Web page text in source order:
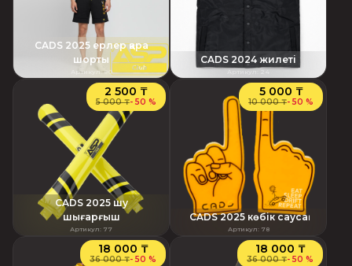
CADS 2025 ерлер қара
шорты
Артикул :80
CADS 2024 жилеті
Артикул 24
2 500 ₸
5 000 ₸- 50 %
CADS 2025 шу
шығарғыш
Артикул: 77
5 000 ₸
10 000 ₸- 50 %
CADS 2025 көбік саусақ
Артикул: 78
18 000 ₸
36 000 ₸- 50 %
18 000 ₸
36 000 ₸- 50 %